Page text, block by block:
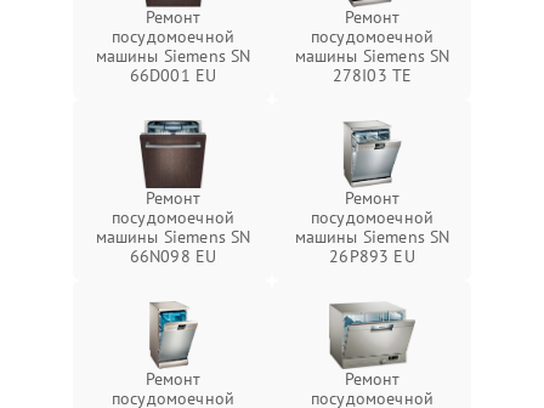
Ремонт
посудомоечной
машины Siemens SN
66D001 EU
Ремонт
посудомоечной
машины Siemens SN
278I03 TE
Ремонт
посудомоечной
машины Siemens SN
66N098 EU
Ремонт
посудомоечной
машины Siemens SN
26P893 EU
Ремонт
посудомоечной
Ремонт
посудомоечной